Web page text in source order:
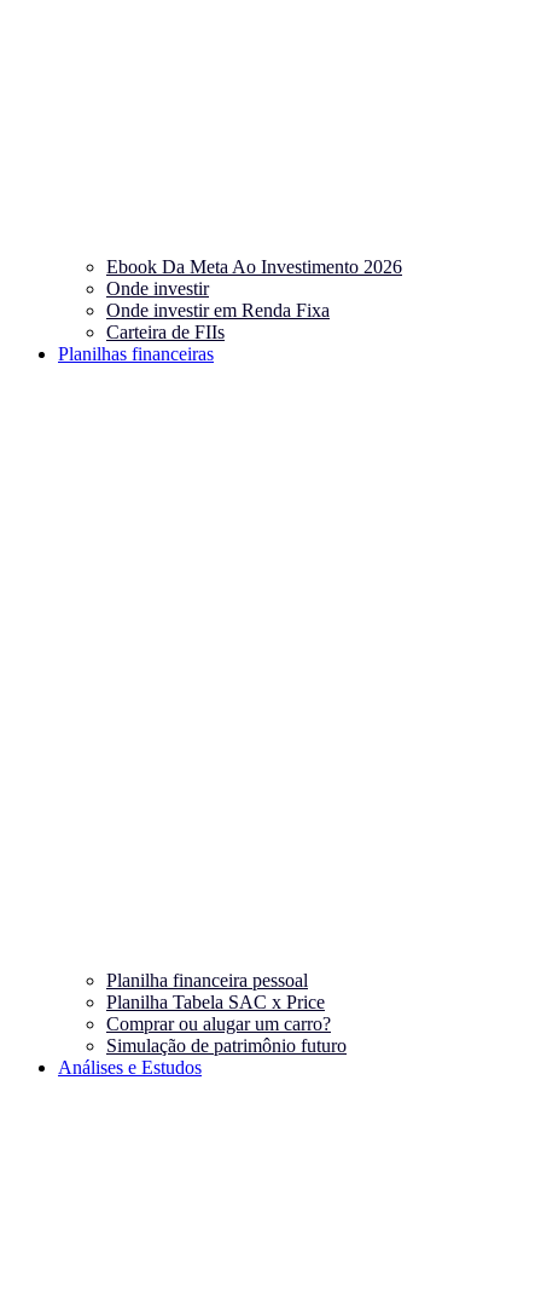
Ebook Da Meta Ao Investimento 2026
Onde investir
Onde investir em Renda Fixa
Carteira de FIIs
Planilhas financeiras
Planilha financeira pessoal
Planilha Tabela SAC x Price
Comprar ou alugar um carro?
Simulação de patrimônio futuro
Análises e Estudos